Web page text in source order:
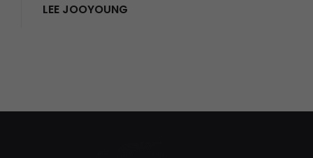
LEE JOOYOUNG